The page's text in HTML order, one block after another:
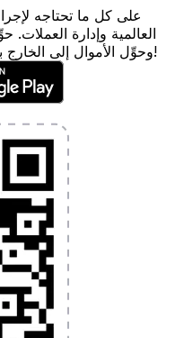
العالمية وإدارة العملات.
وحوِّل الأموال إلى الخارج بدون رسوم خفية. قم بالتحميل اليوم!